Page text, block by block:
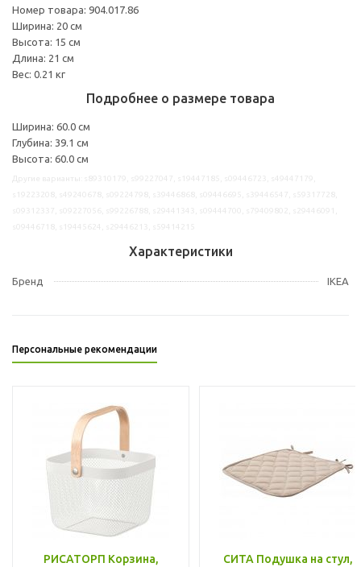
Номер товара: 904.017.86
Ширина: 20 см
Высота: 15 см
Длина: 21 см
Вес: 0.21 кг
Подробнее о размере товара
Ширина: 60.0 см
Глубина: 39.1 см
Высота: 60.0 см
Характеристики
Бренд IKEA
Персональные рекомендации
РИСАТОРП Корзина,
СИТА Подушка на стул,